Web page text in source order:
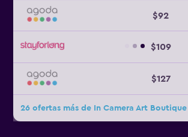
$92
$109
$127
26 ofertas más de In Camera Art Boutique